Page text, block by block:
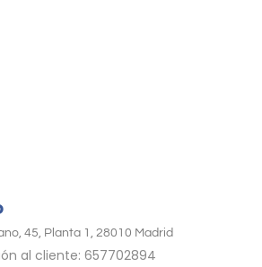
45, Planta 1, 28010 Madrid
al cliente: 657702894